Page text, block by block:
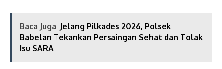
Baca Juga Jelang Pilkades 2026, Polsek
Babelan Tekankan Persaingan Sehat dan Tolak
Isu SARA